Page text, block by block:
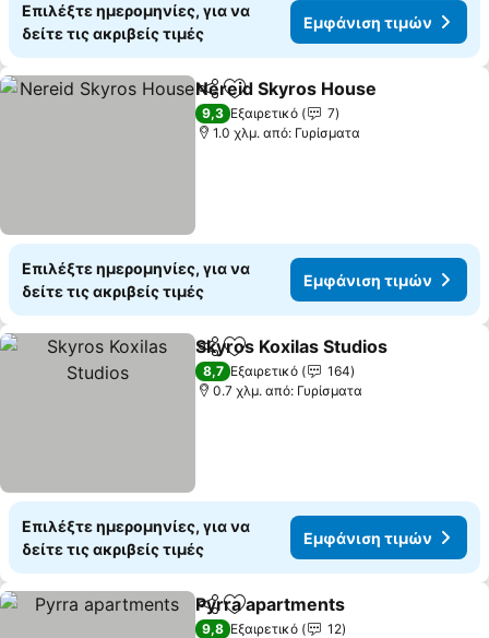
Επιλέξτε ημερομηνίες, για να
δείτε τις ακριβείς τιμές
Εμφάνιση τιμών
Κοινοποίηση
Προσθήκη στα αγαπημένα
Nereid Skyros House
9,3 Εξαιρετικό
7
1.0 χλμ. από: Γυρίσματα
Επιλέξτε ημερομηνίες, για να
δείτε τις ακριβείς τιμές
Εμφάνιση τιμών
Κοινοποίηση
Προσθήκη στα αγαπημένα
Skyros Koxilas Studios
8,7 Εξαιρετικό
164
0.7 χλμ. από: Γυρίσματα
Επιλέξτε ημερομηνίες, για να
δείτε τις ακριβείς τιμές
Εμφάνιση τιμών
Κοινοποίηση
Προσθήκη στα αγαπημένα
Pyrra apartments
9,8 Εξαιρετικό
12